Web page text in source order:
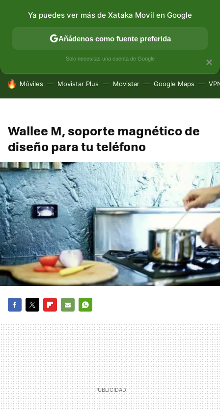
MÓVIL Y SOCIEDAD APLICACIONES
HOY SE HABLA DE
Móviles Movistar Plus Movistar Google Maps
Wallee M, soporte magnético de
diseño para tu teléfono
MAIL
×
Ya puedes ver más de Xataka Movil en Google
Añádenos como fuente preferida
Solo necesitas una cuenta de Google